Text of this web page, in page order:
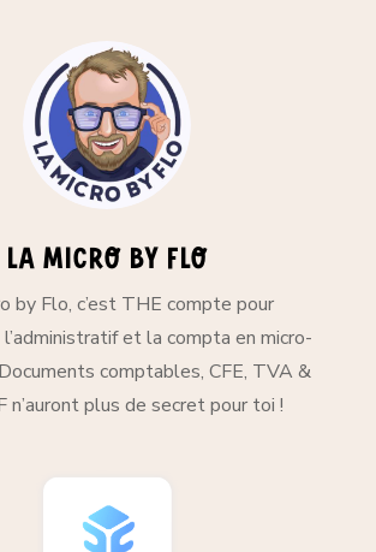
la micro by flo
by Flo, c’est THE compte pour
et la compta en micro-
comptables, CFE, TVA &
n’auront plus de secret pour toi !